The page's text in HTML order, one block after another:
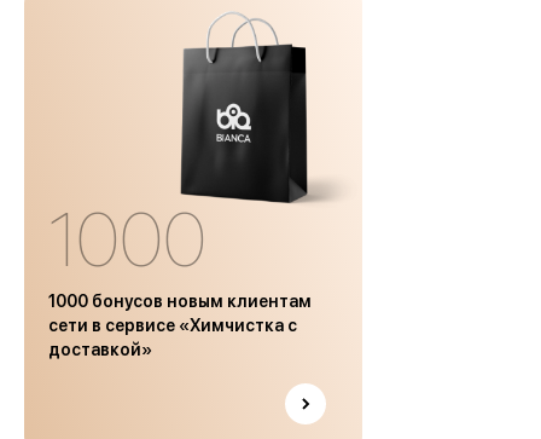
1000
1000 бонусов новым клиентам
сети в сервисе «Химчистка с
доставкой»